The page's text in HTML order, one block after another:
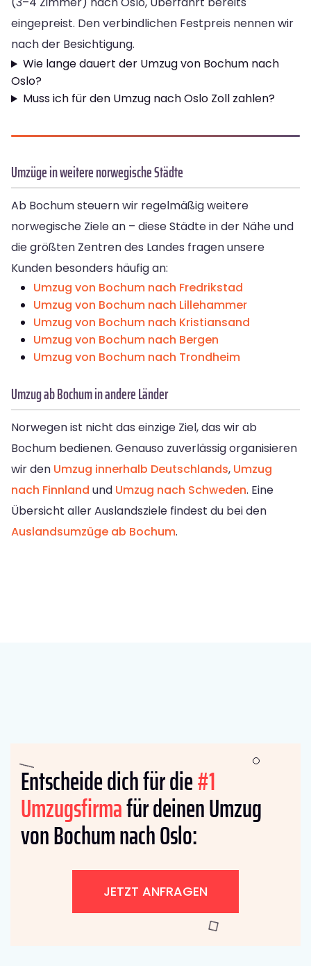
eingepreist. Den verbindlichen Festpreis nennen wir
nach der Besichtigung.
Wie lange dauert der Umzug von Bochum nach
Oslo?
Muss ich für den Umzug nach Oslo Zoll zahlen?
Umzüge in weitere norwegische Städte
Ab Bochum steuern wir regelmäßig weitere
norwegische Ziele an – diese Städte in der Nähe und
die größten Zentren des Landes fragen unsere
Kunden besonders häufig an:
Umzug von Bochum nach Fredrikstad
Umzug von Bochum nach Lillehammer
Umzug von Bochum nach Kristiansand
Umzug von Bochum nach Bergen
Umzug von Bochum nach Trondheim
Umzug ab Bochum in andere Länder
Norwegen ist nicht das einzige Ziel, das wir ab
Bochum bedienen. Genauso zuverlässig organisieren
wir den Umzug innerhalb Deutschlands, Umzug
nach Finnland und Umzug nach Schweden. Eine
Übersicht aller Auslandsziele findest du bei den
Auslandsumzüge ab Bochum.
Entscheide dich für die#1
Umzugsfirmafür deinen Umzug
von Bochum nach Oslo:
JETZT ANFRAGEN